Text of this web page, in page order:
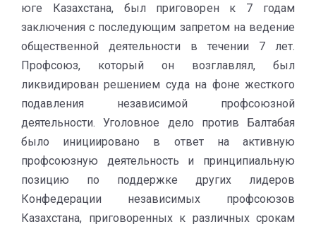
юге Казахстана, был приговорен к 7 годам
заключения с последующим запретом на ведение
общественной деятельности в течении 7 лет.
Профсоюз, который он возглавлял, был
ликвидирован решением суда на фоне жесткого
подавления независимой профсоюзной
деятельности. Уголовное дело против Балтабая
было инициировано в ответ на активную
профсоюзную деятельность и принципиальную
позицию по поддержке других лидеров
Конфедерации независимых профсоюзов
Казахстана, приговоренных к различных срокам